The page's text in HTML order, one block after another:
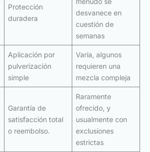
Protección
duradera
desvanece en
cuestión de
semanas
Aplicación por
pulverización
simple
Varía, algunos
requieren una
mezcla compleja
Garantía de
satisfacción total
o reembolso.
Raramente
ofrecido, y
usualmente con
exclusiones
estrictas